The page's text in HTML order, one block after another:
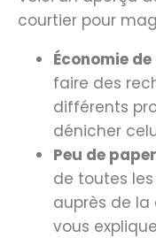
courtier pour
Économie
faire des
différents
dénicher
Peu de
de toutes
auprès de la
vous